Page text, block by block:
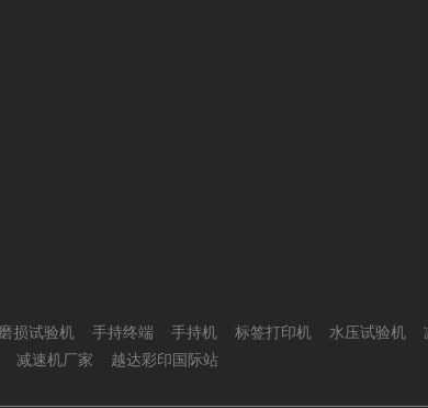
损试验机 手持终端 手持机 标签打印机 水压试验机
减速机厂家 越达彩印国际站